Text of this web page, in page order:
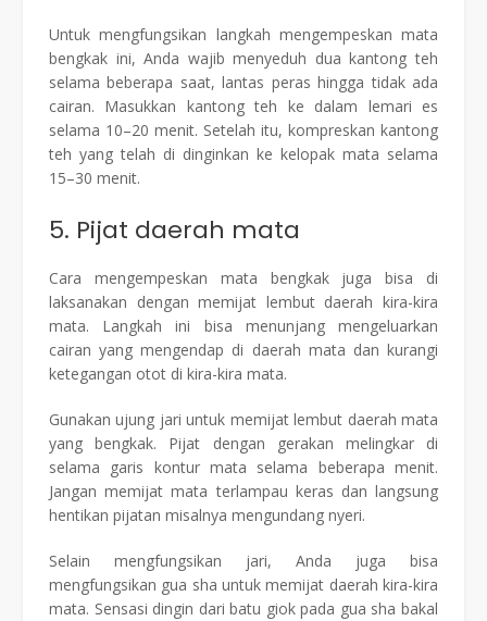
Untuk mengfungsikan langkah mengempeskan mata
bengkak ini, Anda wajib menyeduh dua kantong teh
selama beberapa saat, lantas peras hingga tidak ada
cairan. Masukkan kantong teh ke dalam lemari es
selama 10–20 menit. Setelah itu, kompreskan kantong
teh yang telah di dinginkan ke kelopak mata selama
15–30 menit.
5. Pijat daerah mata
Cara mengempeskan mata bengkak juga bisa di
laksanakan dengan memijat lembut daerah kira-kira
mata. Langkah ini bisa menunjang mengeluarkan
cairan yang mengendap di daerah mata dan kurangi
ketegangan otot di kira-kira mata.
Gunakan ujung jari untuk memijat lembut daerah mata
yang bengkak. Pijat dengan gerakan melingkar di
selama garis kontur mata selama beberapa menit.
Jangan memijat mata terlampau keras dan langsung
hentikan pijatan misalnya mengundang nyeri.
Selain mengfungsikan jari, Anda juga bisa
mengfungsikan gua sha untuk memijat daerah kira-kira
mata. Sensasi dingin dari batu giok pada gua sha bakal